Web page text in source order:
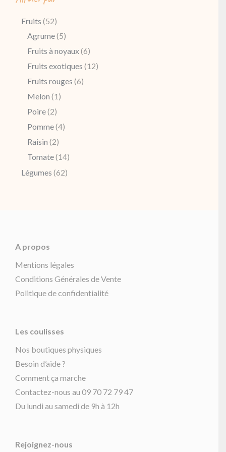
Fruits (52)
Agrume(5)
Fruits à noyaux(6)
Fruits exotiques (12)
Fruits rouges (6)
Melon (1)
Poire(2)
Pomme(4)
Raisin (2)
Tomate(14)
Légumes (62)
A propos
Mentions légales
Conditions Générales de Vente
Politique de confidentialité
Les coulisses
Nos boutiques physiques
Besoin d’aide ?
Comment ça marche
Contactez-nous au 09 70 72 79 47
Du lundi au samedi de 9h à 12h
Rejoignez-nous